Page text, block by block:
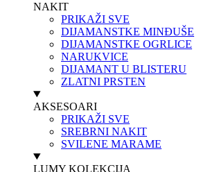
NAKIT
PRIKAŽI SVE
DIJAMANSTKE MINĐUŠE
DIJAMANSTKE OGRLICE
NARUKVICE
DIJAMANT U BLISTERU
ZLATNI PRSTEN
AKSESOARI
PRIKAŽI SVE
SREBRNI NAKIT
SVILENE MARAME
LUMY KOLEKCIJA